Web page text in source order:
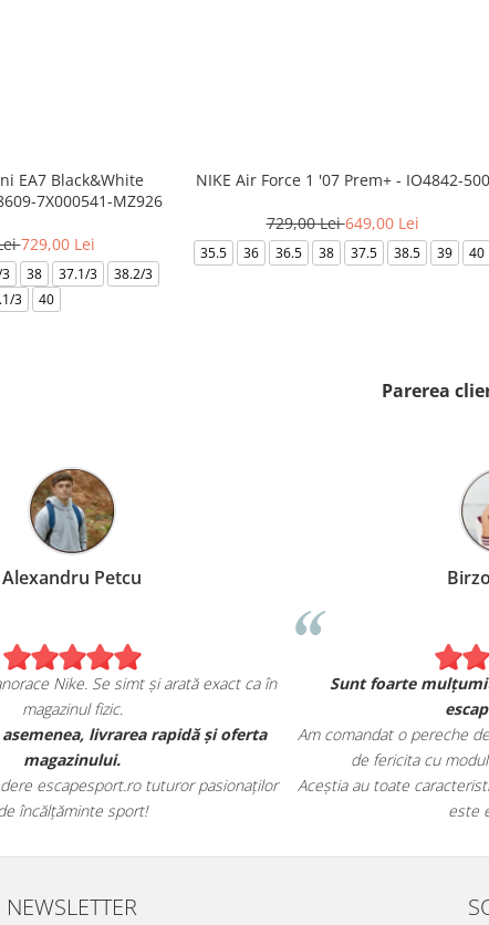
EA7 Black&White
7X000541-MZ926
729,00 Lei
38 37.1/3
38.2/3
3
40
NIKE Air Force 1 '07 Prem+ - IO4842-500
729,00 Lei649,00 Lei
35.5 36 36.5 38 37.5 38.5 39 40
Parerea
achiziția mea de pe
JORDAN, și sunt cu
calitatea lor.
și au avut toate detaliile
Alexandru Petcu
Am comandat 2 hanorace Nike. Se simt
magazinul fizic.
Am apreciat, de asemenea, livrarea
magazinului.
Recomand cu încredere escapesport.ro
de încălțăminte sport!
NEWSLETTER